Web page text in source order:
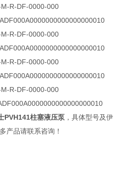
R-DF-0000-000
R-DF-0000-000
R-DF-0000-000
R-DF-0000-000
PVH141柱塞液压泵 ，具体型号及伊
产品请联系咨询！